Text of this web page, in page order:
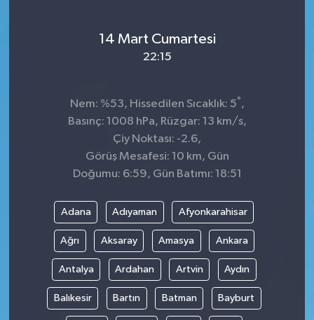
14 Mart Cumartesi
22:15
Nem: %53, Hissedilen Sıcaklık: 5° ,
Basınç: 1008 hPa, Rüzgar: 13 km/s,
Çiy Noktası: -2.6,
Görüş Mesafesi: 10 km, Gün
Doğumu: 6:59, Gün Batımı: 18:51
Adana Adıyaman Afyonkarahisar
Ağrı Aksaray Amasya Ankara
Antalya Ardahan Artvin Aydın
Balıkesir Bartın Batman Bayburt